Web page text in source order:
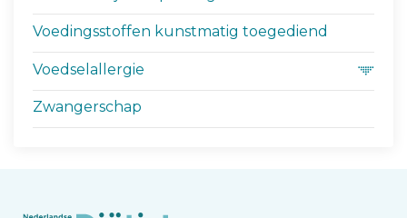
Voedingsstoffen kunstmatig toegediend
Voedselallergie
Zwangerschap